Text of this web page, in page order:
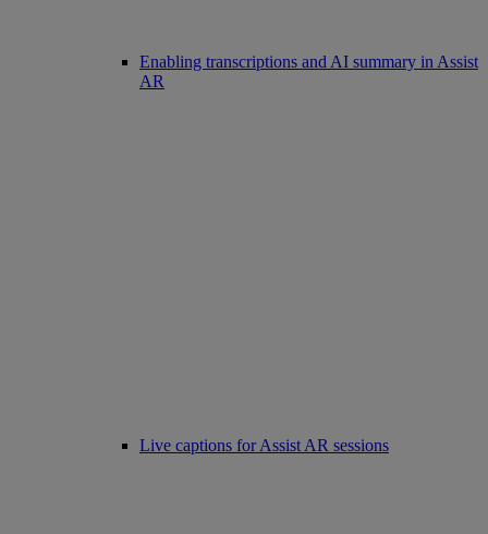
Enabling transcriptions and AI summary in Assist
AR
Live captions for Assist AR sessions